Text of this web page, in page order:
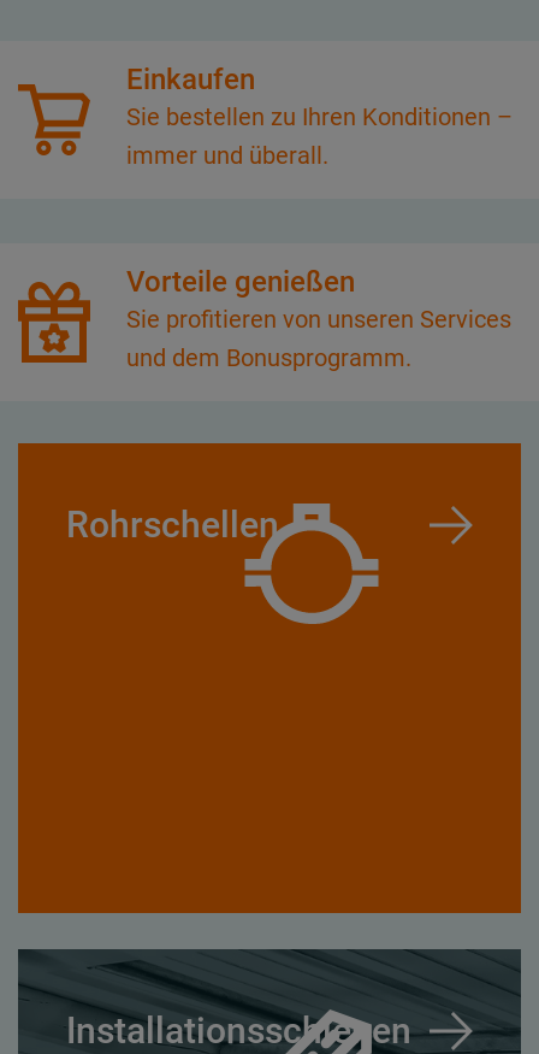
Einkaufen
Sie bestellen zu Ihren Konditionen –
immer und überall.
Vorteile genießen
Sie profitieren von unseren Services
und dem Bonusprogramm.
Rohrschellen
Installationsschienen